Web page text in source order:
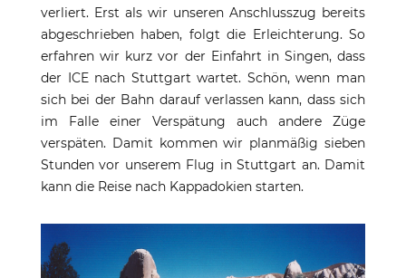
verliert. Erst als wir unseren Anschlusszug bereits
abgeschrieben haben, folgt die Erleichterung. So
erfahren wir kurz vor der Einfahrt in Singen, dass
der ICE nach Stuttgart wartet. Schön, wenn man
sich bei der Bahn darauf verlassen kann, dass sich
im Falle einer Verspätung auch andere Züge
verspäten. Damit kommen wir planmäßig sieben
Stunden vor unserem Flug in Stuttgart an. Damit
kann die Reise nach Kappadokien starten.